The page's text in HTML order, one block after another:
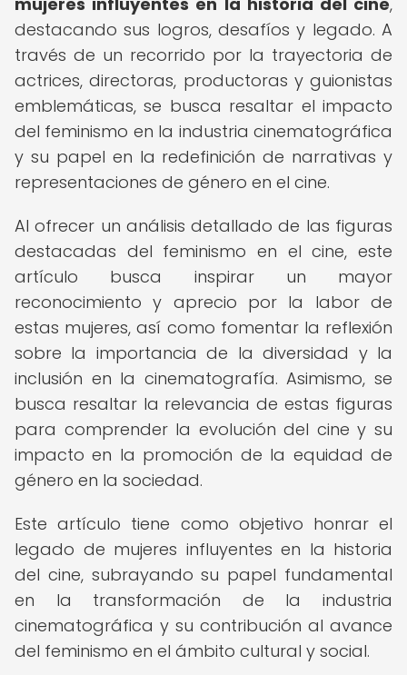
destacando sus logros, desafíos y legado. A
través de un recorrido por la trayectoria de
actrices, directoras, productoras y guionistas
emblemáticas, se busca resaltar el impacto
del feminismo en la industria cinematográfica
y su papel en la redefinición de narrativas y
representaciones de género en el cine.
Al ofrecer un análisis detallado de las figuras
destacadas del feminismo en el cine, este
artículo busca inspirar un mayor
reconocimiento y aprecio por la labor de
estas mujeres, así como fomentar la reflexión
sobre la importancia de la diversidad y la
inclusión en la cinematografía. Asimismo, se
busca resaltar la relevancia de estas figuras
para comprender la evolución del cine y su
impacto en la promoción de la equidad de
género en la sociedad.
Este artículo tiene como objetivo honrar el
legado de mujeres influyentes en la historia
del cine, subrayando su papel fundamental
en la transformación de la industria
cinematográfica y su contribución al avance
del feminismo en el ámbito cultural y social.